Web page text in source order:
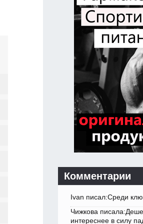
Комментарии
Ivan писал:Среди
Чижкова
интереснее в силу